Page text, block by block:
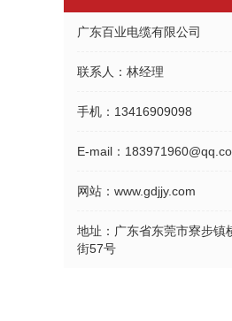
广东百业电缆有限公司
联系人： 林经理
手机： 13416909098
E-mail：
网站： www.gdjjy.com
地址： 广东省东莞市寮步镇
街57号